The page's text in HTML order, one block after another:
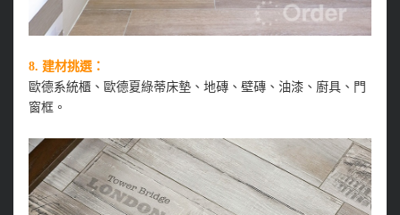
8. 建材挑選：
歐德系統櫃、歐德夏綠蒂床墊、地磚、壁磚、油漆、廚具、門
窗框。